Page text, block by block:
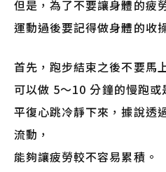
但是，為了不要讓身體的疲
運動過後要記得做身體的收
首先，跑步結束之後不要馬
可以做 5～10 分鐘的慢跑或
平復心跳冷靜下來，據說透
流動，
能夠讓疲勞較不容易累積。